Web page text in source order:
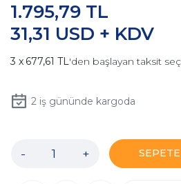
31,31 USD + KDV
1.795,79 TL
677,61 TL'den başlayan taksit
2iş gününde kargoda
- +